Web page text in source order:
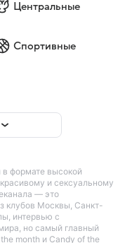
Центральные
Спортивные
формате высокой
и сексуальному
— это
клубов Москвы, Санкт-
интервью с
но самый главный
month и Candy of the